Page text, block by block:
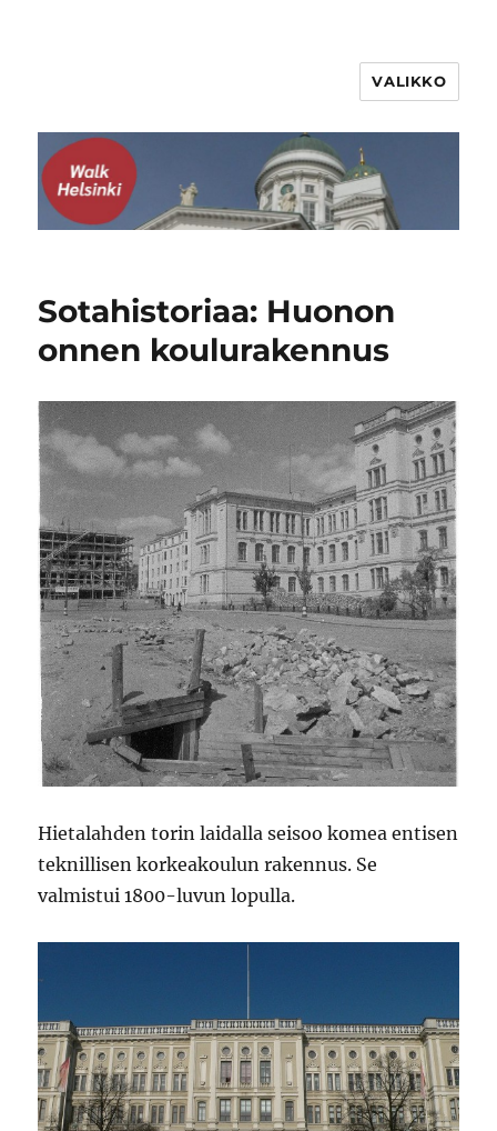
VALIKKO
Sotahistoriaa: Huonon
onnen koulurakennus
Hietalahden torin laidalla seisoo komea entisen
teknillisen korkeakoulun rakennus. Se
valmistui 1800-luvun lopulla.